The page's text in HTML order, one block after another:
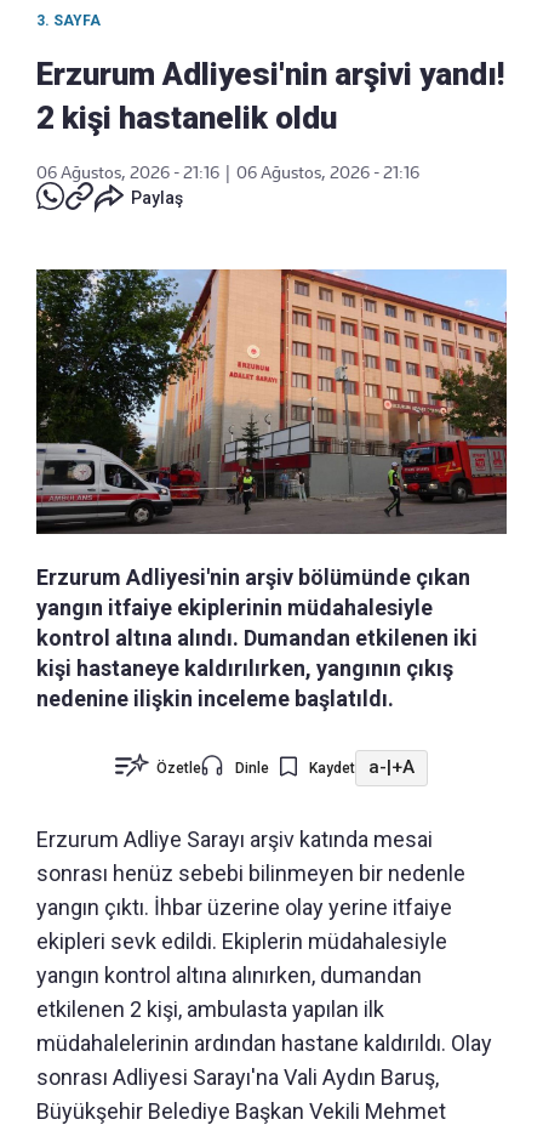
3. SAYFA
Erzurum Adliyesi'nin arşivi yandı!
2 kişi hastanelik oldu
06 Ağustos, 2026 - 21:16
06 Ağustos, 2026 - 21:16
Paylaş
Erzurum Adliyesi'nin arşiv bölümünde çıkan
yangın itfaiye ekiplerinin müdahalesiyle
kontrol altına alındı. Dumandan etkilenen iki
kişi hastaneye kaldırılırken, yangının çıkış
nedenine ilişkin inceleme başlatıldı.
Özetle Dinle Kaydet a- +A
Erzurum Adliye Sarayı arşiv katında mesai
sonrası henüz sebebi bilinmeyen bir nedenle
yangın çıktı. İhbar üzerine olay yerine itfaiye
ekipleri sevk edildi. Ekiplerin müdahalesiyle
yangın kontrol altına alınırken, dumandan
etkilenen 2 kişi, ambulasta yapılan ilk
müdahalelerinin ardından hastane kaldırıldı. Olay
sonrası Adliyesi Sarayı'na Vali Aydın Baruş,
Büyükşehir Belediye Başkan Vekili Mehmet